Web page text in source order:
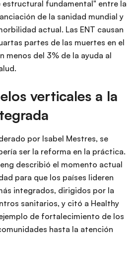
estructural fundamental" entre la
de la sanidad mundial y
actual. Las ENT causan
partes de las muertes en el
menos del 3% de la ayuda al
verticales a la
por Isabel Mestres, se
ser la reforma en la práctica.
describió el momento actual
para que los países lideren
integrados, dirigidos por la
sanitarios, y citó a Healthy
de fortalecimiento de los
hasta la atención